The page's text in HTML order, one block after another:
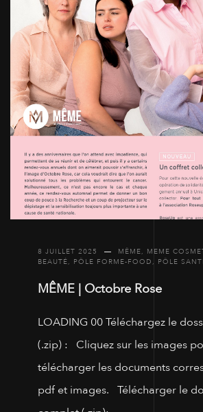
8 JUILLET 2025 MÊME, MEME
BEAUTÉ, PÔLE FORME-FOOD, PÔLE
MÊME | Octobre Rose
LOADING 00 Téléchargez le
(.zip) : Cliquez sur les images
télécharger les documents
pdf et images. Télécharger le